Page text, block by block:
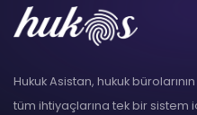
Hukuk Asistan, hukuk
tüm ihtiyaçlarına tek bir